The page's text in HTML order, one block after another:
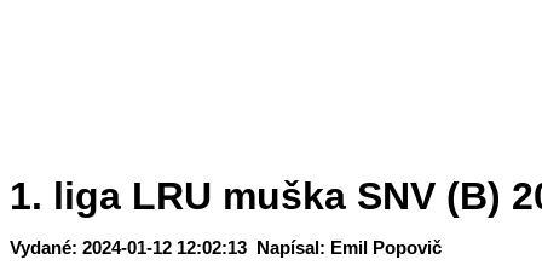
1. liga LRU muška SNV (B)
Vydané: 2024-01-12 12:02:13 Napísal: Emil Popovič